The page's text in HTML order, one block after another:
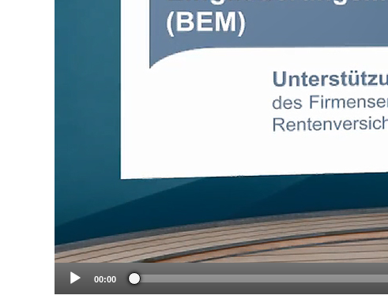
00:00